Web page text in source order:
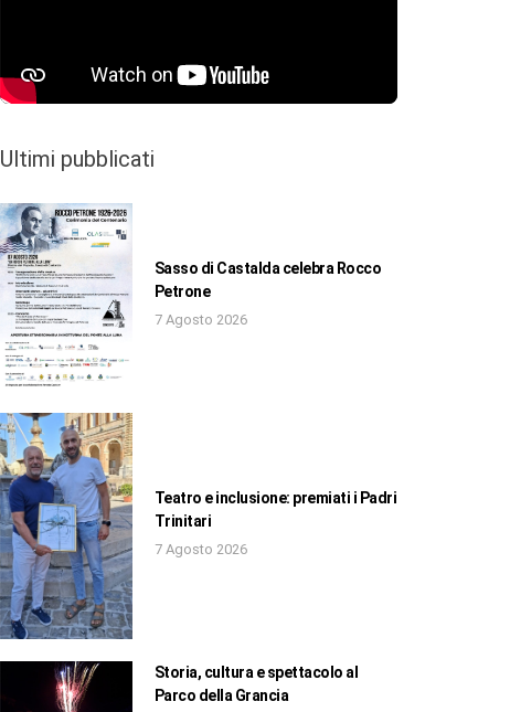
Ultimi pubblicati
Sasso di Castalda celebra Rocco
Petrone
7 Agosto 2026
Teatro e inclusione: premiati i Padri
Trinitari
7 Agosto 2026
Storia, cultura e spettacolo al
Parco della Grancia